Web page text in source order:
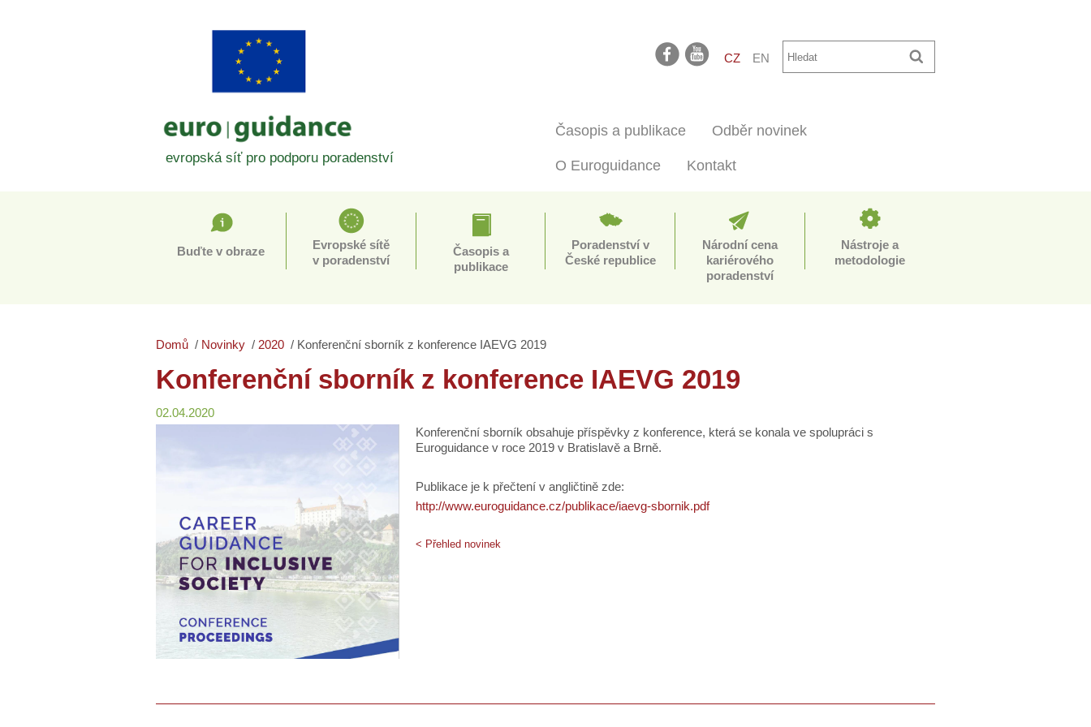
evropská síť pro podporu poradenství
CZ EN
Časopis a publikace Odběr novinek
O Euroguidance Kontakt
Buďte v obraze
Evropské sítě
v poradenství
Časopis a
publikace
Poradenství v
České republice
Národní cena
kariérového
poradenství
Nástroje a
metodologie
Domů Novinky 2020 Konferenční sborník z konference IAEVG 2019
Konferenční sborník z konference IAEVG 2019
02.04.2020
Konferenční sborník obsahuje příspěvky z konference, která se konala ve spolupráci s
Euroguidance v roce 2019 v Bratislavě a Brně.
Publikace je k přečtení v angličtině zde:
http://www.euroguidance.cz/publikace/iaevg-sbornik.pdf
< Přehled novinek